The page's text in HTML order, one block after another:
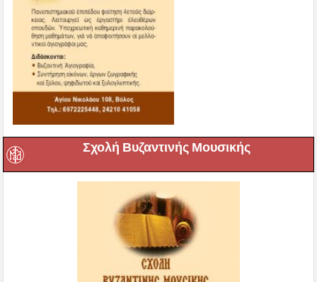
Σχολή Βυζαντινής Μουσικής